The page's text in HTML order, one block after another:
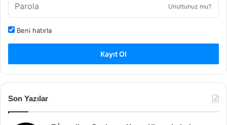
Unuttunuz mu?
Beni hatırla
Kayıt Ol
Son Yazılar